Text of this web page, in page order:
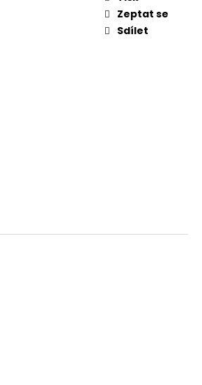
Zeptat se
Sdílet